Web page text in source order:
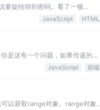
要旋转得到密码。看了一顿
壳疼不想思考。对不起，要耍赖
JavaScript HTML
是这有一个问题，如果传递的信
身有利用哈希的逻辑，将会无解
JavaScript 前端
以获取range对象。range对象